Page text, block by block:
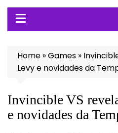
Home »Games »
Levy e novidades da
Invincible VS
e novidades da